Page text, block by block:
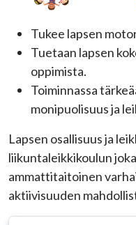
Tukee lapsen
Tuetaan lapsen
oppimista.
Toiminnassa
monipuolisuus ja
Lapsen osallisuus ja
liikuntaleikkikoulun
ammattitaitoinen
aktiivisuuden